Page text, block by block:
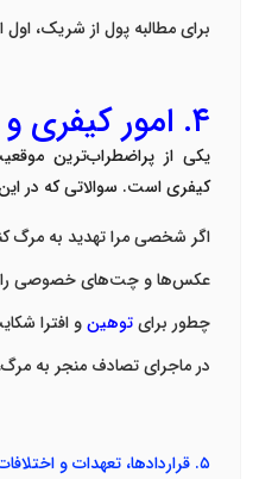
برای مطالبه پول از شریک، اول
۴. امور کیفری
یکی از پراضطراب‌ترین
کیفری است. سوالاتی که در
اگر شخصی مرا تهدید به مرگ
عکس‌ها و چت‌های خصوصی را
چطور برایتوهینو افترا
در ماجرای تصادف منجر به
۵. قراردادها، تعهدات و